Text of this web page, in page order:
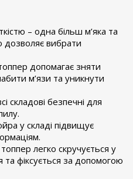
– одна більш м’яка та
вибрати
допомагає зняти
м’язи та уникнути
складові безпечні для
у складі підвищує
легко скручується у
та фіксується за допомогою